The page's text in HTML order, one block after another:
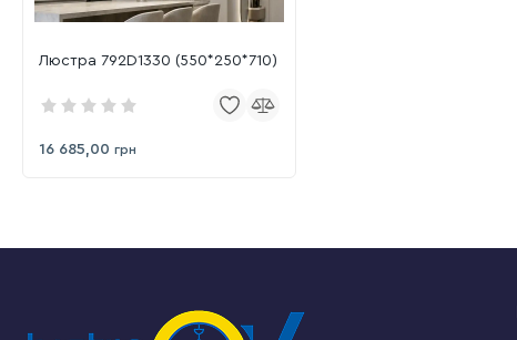
Люстра 792D1330 (550*250*710)
16 685,00 грн